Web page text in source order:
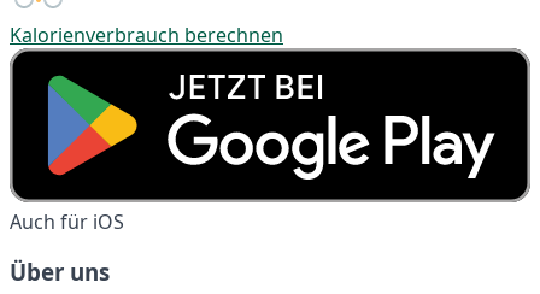
Kalorienverbrauch berechnen
Auch für iOS
Über uns